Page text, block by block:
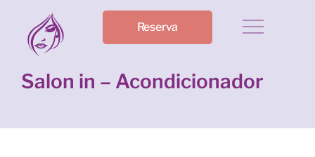
Reserva
Salon in – Acondicionador